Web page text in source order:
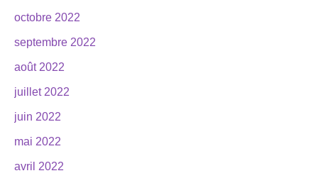
octobre 2022
septembre 2022
août 2022
juillet 2022
juin 2022
mai 2022
avril 2022